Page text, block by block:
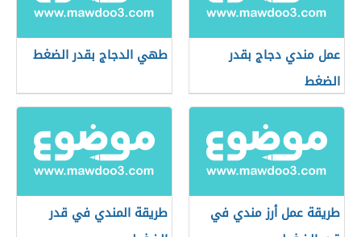
عمل مندي دجاج بقدر
الضغط
طهي الدجاج بقدر الضغط
طريقة عمل أرز مندي في
طريقة المندي في قدر